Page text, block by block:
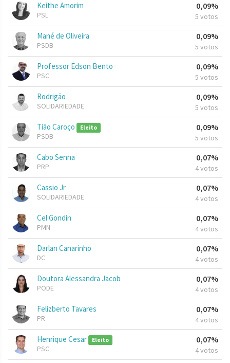
Keithe Amorim
PSL
0,09%
5 votos
Mané de Oliveira
PSDB
0,09%
5 votos
Professor Edson Bento
PSC
0,09%
5 votos
Rodrigão
SOLIDARIEDADE
0,09%
5 votos
Tião Caroço Eleito
PSDB
0,09%
5 votos
Cabo Senna
PRP
0,07%
4 votos
Cassio Jr
SOLIDARIEDADE
0,07%
4 votos
Cel Gondin
PMN
0,07%
4 votos
Darlan Canarinho
DC
0,07%
4 votos
Doutora Alessandra Jacob
PODE
0,07%
4 votos
Felizberto Tavares
PR
0,07%
4 votos
Henrique Cesar Eleito
PSC
0,07%
4 votos